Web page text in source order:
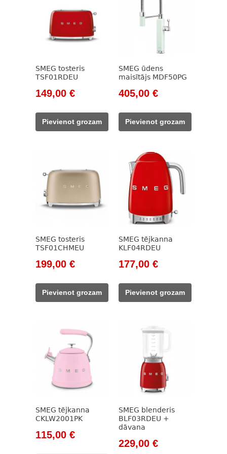
SMEG tosteris
TSF01RDEU
Original
was:
171,00 €.
149,00 €Current
149,00 €.
Pievienot grozam
SMEG ūdens
maisītājs MDF50PG
Original
was:
594,00 €.
405,00 €Current
405,00 €.
Pievienot grozam
SMEG tosteris
TSF01CHMEU
Original
was:
229,00 €.
199,00 €Current
199,00 €.
Pievienot grozam
SMEG tējkanna
KLF04RDEU
Original
was:
203,00 €.
177,00 €Current
177,00 €.
Pievienot grozam
SMEG tējkanna
CKLW2001PK
Original
115,00 €Current
SMEG blenderis
BLF03RDEU +
dāvana
Original
229,00 €Current